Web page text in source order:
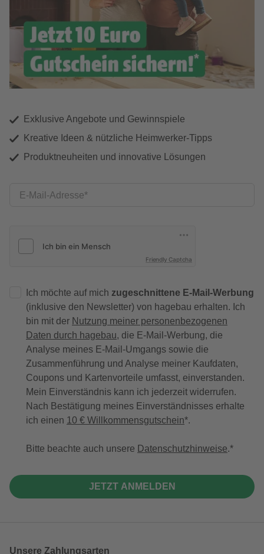
Exklusive Angebote und Gewinnspiele
Kreative Ideen & nützliche Heimwerker-Tipps
Produktneuheiten und innovative Lösungen
E-Mail-Adresse
Friendly Captcha
Ich möchte auf mich zugeschnittene E-Mail-Werbung
(inklusive den Newsletter) von hagebau erhalten. Ich
bin mit der Nutzung meiner personenbezogenen
Daten durch hagebau, die E-Mail-Werbung, die
Analyse meines E-Mail-Umgangs sowie die
Zusammenführung und Analyse meiner Kaufdaten,
Coupons und Kartenvorteile umfasst, einverstanden.
Mein Einverständnis kann ich jederzeit widerrufen.
Nach Bestätigung meines Einverständnisses erhalte
ich einen 10 € Willkommensgutschein*.
Bitte beachte auch unsere Datenschutzhinweise.
JETZT ANMELDEN
Unsere Zahlungsarten